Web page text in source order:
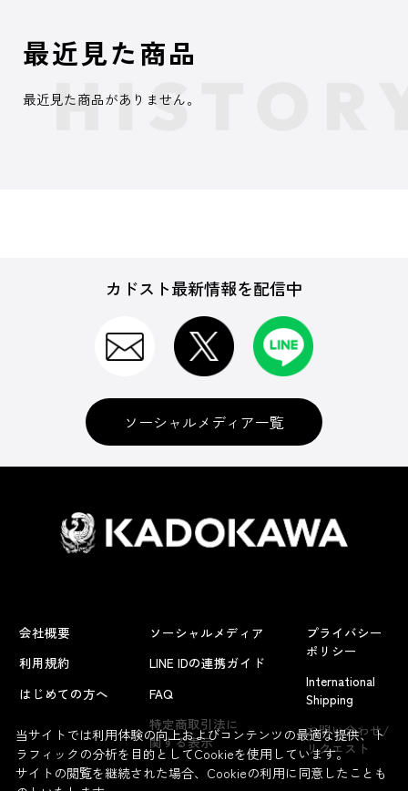
よくあるお問い合わせ
最近見た商品
最近見た商品がありません。
カドスト最新情報を配信中
ソーシャルメディア一覧
会社概要
利用規約
はじめての方へ
ソーシャルメディア
LINE IDの連携ガイド
FAQ
特定商取引法に
関する表示
プライバシー
ポリシー
International
Shipping
お問い合わせ/
リクエスト
当サイトでは利用体験の向上およびコンテンツの最適な提供、ト
ラフィックの分析を目的としてCookieを使用しています。
サイトの閲覧を継続された場合、Cookieの利用に同意したことも